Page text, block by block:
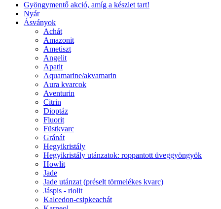
Gyöngymentő akció, amíg a készlet tart!
Nyár
Ásványok
Achát
Amazonit
Ametiszt
Angelit
Apatit
Aquamarine/akvamarin
Aura kvarcok
Aventurin
Citrin
Dioptáz
Fluorit
Füstkvarc
Gránát
Hegyikristály
Hegyikristály utánzatok: roppantott üveggyöngyök
Howlit
Jade
Jade utánzat (préselt törmelékes kvarc)
Jáspis - riolit
Kalcedon-csipkeachát